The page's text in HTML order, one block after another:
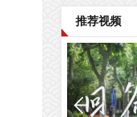
推荐视频